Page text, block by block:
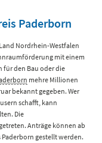
Paderborn
Nordrhein-Westfalen
mit einem
für den Bau oder die
mehre Millionen
bekannt gegeben. Wer
schafft, kann
Die
Anträge können ab
gestellt werden.